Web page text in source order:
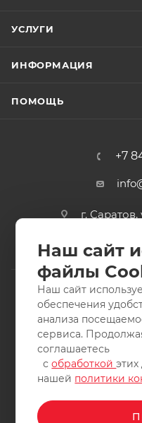
УСЛУГИ
ИНФОРМАЦИЯ
ПОМОЩЬ
+7
г. Саратов,
2011-2026 ©
ВелоСаратов. Не
защищены.
Наш сайт
файлы
Наш сайт
обеспечения
анализа
сервиса.
соглашаетесь
собработкой
нашей политики